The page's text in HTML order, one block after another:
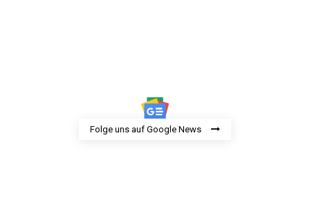
Folge uns auf Google News